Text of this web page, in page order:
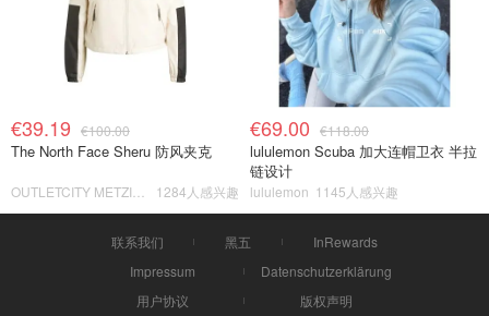
€39.19 €100.00
The North Face Sheru 防风夹克
1284人感兴趣
€69.00 €118.00
lululemon Scuba 加大连帽卫衣 半拉
链设计
lululemon 1145人感兴趣
联系我们 黑五
InRewards
Impressum
Datenschutzerklärung
用户协议
版权声明